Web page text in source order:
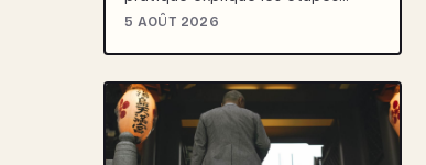
5 AOÛT 2026